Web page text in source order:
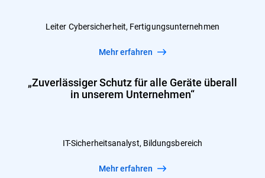
Leiter Cybersicherheit, Fertigungsunternehmen
Mehr erfahren
„Zuverlässiger Schutz für alle Geräte überall
in unserem Unternehmen“
IT-Sicherheitsanalyst, Bildungsbereich
Mehr erfahren